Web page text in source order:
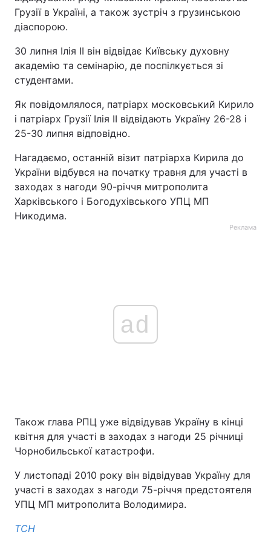
Лонгріди
Відео з Youtube Статті
Інтерв'ю
Архів Вакансії
Контакти
Послуги
Грузії в Україні, а також зустріч з грузинською
діаспорою.
30 липня Ілія ІІ він відвідає Київську духовну
академію та семінарію, де поспілкується зі
студентами.
Як повідомлялося, патріарх московський Кирило
і патріарх Грузії Ілія II відвідають Україну 26-28 і
25-30 липня відповідно.
Нагадаємо, останній візит патріарха Кирила до
України відбувся на початку травня для участі в
заходах з нагоди 90-річчя митрополита
Харківського і Богодухівського УПЦ МП
Никодима.
Реклама
ad
Також глава РПЦ уже відвідував Україну в кінці
квітня для участі в заходах з нагоди 25 річниці
Чорнобильської катастрофи.
У листопаді 2010 року він відвідував Україну для
участі в заходах з нагоди 75-річчя предстоятеля
УПЦ МП митрополита Володимира.
ТСН